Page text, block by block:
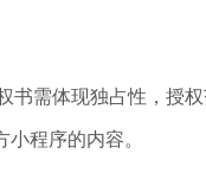
需体现独占性，授权
程序的内容。